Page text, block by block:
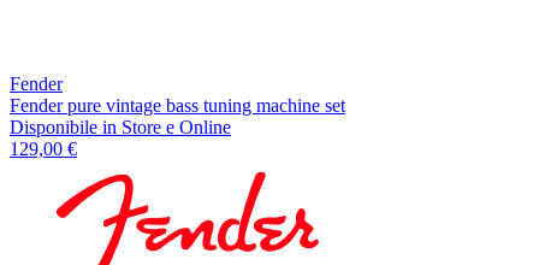
Fender
Fender pure vintage bass tuning machine set
Disponibile in Store e Online
129,00 €